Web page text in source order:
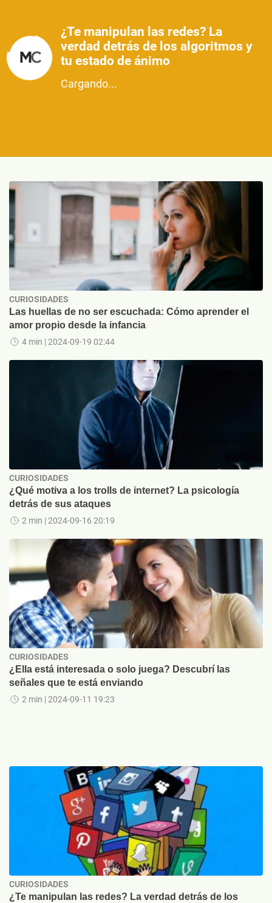
¿Te manipulan las redes? La
verdad detrás de los algoritmos y
tu estado de ánimo
Cargando...
CURIOSIDADES
Las huellas de no ser escuchada: Cómo aprender el
amor propio desde la infancia
4 min | 2024-09-19 02:44
CURIOSIDADES
¿Qué motiva a los trolls de internet? La psicología
detrás de sus ataques
2 min | 2024-09-16 20:19
CURIOSIDADES
¿Ella está interesada o solo juega? Descubrí las
señales que te está enviando
2 min | 2024-09-11 19:23
CURIOSIDADES
¿Te manipulan las redes? La verdad detrás de los